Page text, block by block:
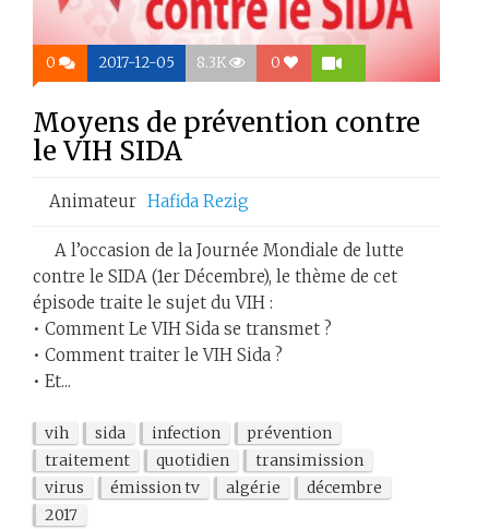
0 2017-12-05 8.3K 0
Moyens de prévention contre
le VIH SIDA
Animateur Hafida Rezig
A l’occasion de la Journée Mondiale de lutte
contre le SIDA (1er Décembre), le thème de cet
épisode traite le sujet du VIH :
• Comment Le VIH Sida se transmet ?
• Comment traiter le VIH Sida ?
• Et...
vih sida infection
prévention
traitement
quotidien
transimission
virus
émission tv algérie
décembre
2017